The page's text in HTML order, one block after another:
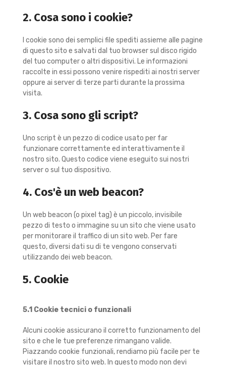
2. Cosa sono i cookie?
I cookie sono dei semplici file spediti assieme alle pagine
di questo sito e salvati dal tuo browser sul disco rigido
del tuo computer o altri dispositivi. Le informazioni
raccolte in essi possono venire rispediti ai nostri server
oppure ai server di terze parti durante la prossima
visita.
3. Cosa sono gli script?
Uno script è un pezzo di codice usato per far
funzionare correttamente ed interattivamente il
nostro sito. Questo codice viene eseguito sui nostri
server o sul tuo dispositivo.
4. Cos'è un web beacon?
Un web beacon (o pixel tag) è un piccolo, invisibile
pezzo di testo o immagine su un sito che viene usato
per monitorare il traffico di un sito web. Per fare
questo, diversi dati su di te vengono conservati
utilizzando dei web beacon.
5. Cookie
5.1 Cookie tecnici o funzionali
Alcuni cookie assicurano il corretto funzionamento del
sito e che le tue preferenze rimangano valide.
Piazzando cookie funzionali, rendiamo più facile per te
visitare il nostro sito web. In questo modo non devi